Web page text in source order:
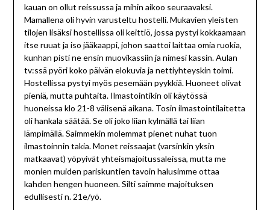
kauan on ollut reissussa ja mihin aikoo seuraavaksi.
Mamallena oli hyvin varusteltu hostelli. Mukavien yleisten
tilojen lisäksi hostellissa oli keittiö, jossa pystyi kokkaamaan
itse ruuat ja iso jääkaappi, johon saattoi laittaa omia ruokia,
kunhan pisti ne ensin muovikassiin ja nimesi kassin. Aulan
tv:ssä pyöri koko päivän elokuvia ja nettiyhteyskin toimi.
Hostellissa pystyi myös pesemään pyykkiä. Huoneet olivat
pieniä, mutta puhtaita. Ilmastointikin oli käytössä
huoneissa klo 21-8 välisenä aikana. Tosin ilmastointilaitetta
oli hankala säätää. Se oli joko liian kylmällä tai liian
lämpimällä. Saimmekin molemmat pienet nuhat tuon
ilmastoinnin takia. Monet reissaajat (varsinkin yksin
matkaavat) yöpyivät yhteismajoitussaleissa, mutta me
monien muiden pariskuntien tavoin halusimme ottaa
kahden hengen huoneen. Silti saimme majoituksen
edullisesti n. 21e/yö.